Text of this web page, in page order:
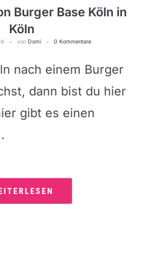
Burger Base Köln in
Köln
von Domi 0 Kommentare
nach einem Burger
dann bist du hier
gibt es einen